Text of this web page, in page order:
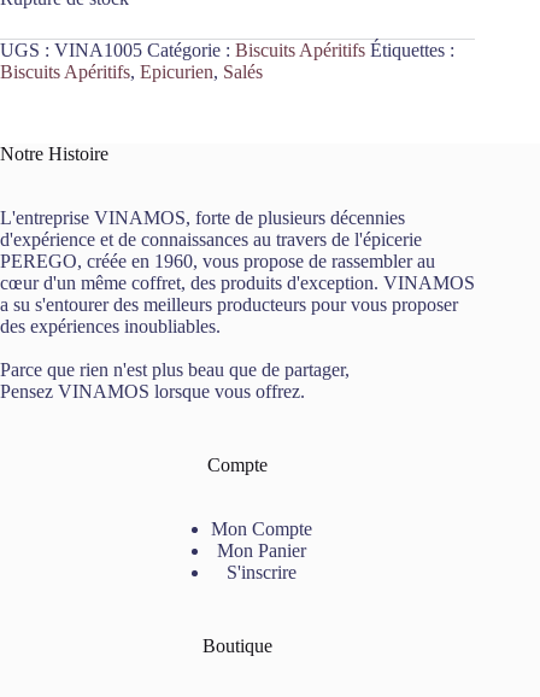
UGS : VINA1005 Catégorie : Biscuits Apéritifs Étiquettes :
Biscuits Apéritifs, Epicurien, Salés
Notre Histoire
L'entreprise VINAMOS, forte de plusieurs décennies
d'expérience et de connaissances au travers de l'épicerie
PEREGO, créée en 1960, vous propose de rassembler au
cœur d'un même coffret, des produits d'exception. VINAMOS
a su s'entourer des meilleurs producteurs pour vous proposer
des expériences inoubliables.
Parce que rien n'est plus beau que de partager,
Pensez VINAMOS lorsque vous offrez.
Compte
Mon Compte
Mon Panier
S'inscrire
Boutique